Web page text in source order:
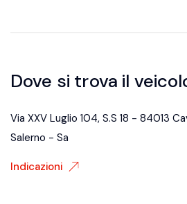
Dove si trova il
Via XXV Luglio 104, S.S 18 - 84013
Salerno - Sa
Indicazioni